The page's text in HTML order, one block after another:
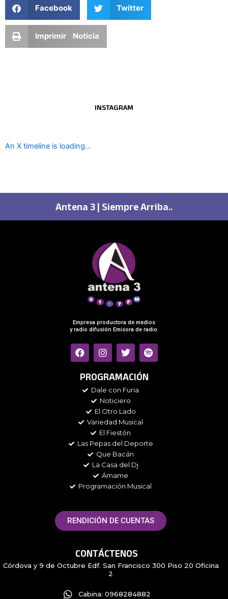
Facebook Twitter
Imprimir Noticia
INSTAGRAM
An X timeline is loading...
Antena 3 | Siempre Arriba..
Empresa productora de medios
y radio difusión Emisora de radio.
F
a
c
e
b
o
I
n
s
t
a
g
r
a
m
T
w
i
t
t
e
r
S
p
o
t
i
PROGRAMACIÓN
Dale con Furia
Noticiero
El Otro Lado
Variedad Musical
El Fiestón
Las Pepas del Deporte
Que Bacán
La Casa del Dj
Ámame
Programación Musical
RENDICIÓN DE CUENTAS
CONTÁCTENOS
Córdova y 9 de Octubre Edf. San Francisco 300 Piso 20 Oficina
2
Cabina: 0968284882